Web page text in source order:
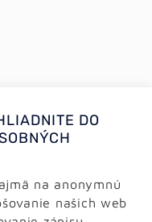
DO
na anonymnú
našich web